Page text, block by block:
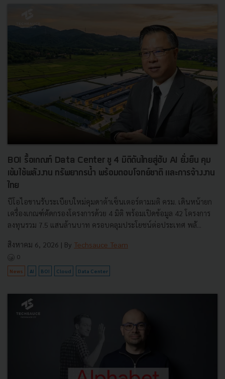
BOI รื้อเกณฑ์ Data Center ชู 4 มิติดันไทยสู่ฮับ AI ยั่งยืน คุม
เข้มใช้พลังงาน ทรัพยากรน้ำ พร้อมตอบโจทย์ชาติ และการจ้างงาน
ไทย
บีโอไอขานรับระเบียบใหม่คุมดาต้าเซ็นเตอร์ตามมติ ครม. เดินหน้ายก
เครื่องเกณฑ์คัดกรองโครงการด้วย 4 มิติ พร้อมเปิดข้อมูล 42 โครงการ
ลงทุนรวม 7.5 แสนล้านบาท ครอบคลุมประโยชน์ต่อประเทศ พลั...
สิงหาคม 6, 2026 | By Techsauce Team
0
News AI BOI Cloud Data Center